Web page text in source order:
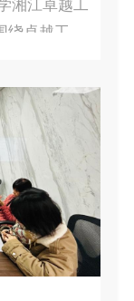
湘江卓越工
卓越工程
副院长陈
长对周智院
中南大学
融合平台
践与思考。
互借鉴经
高水平。周